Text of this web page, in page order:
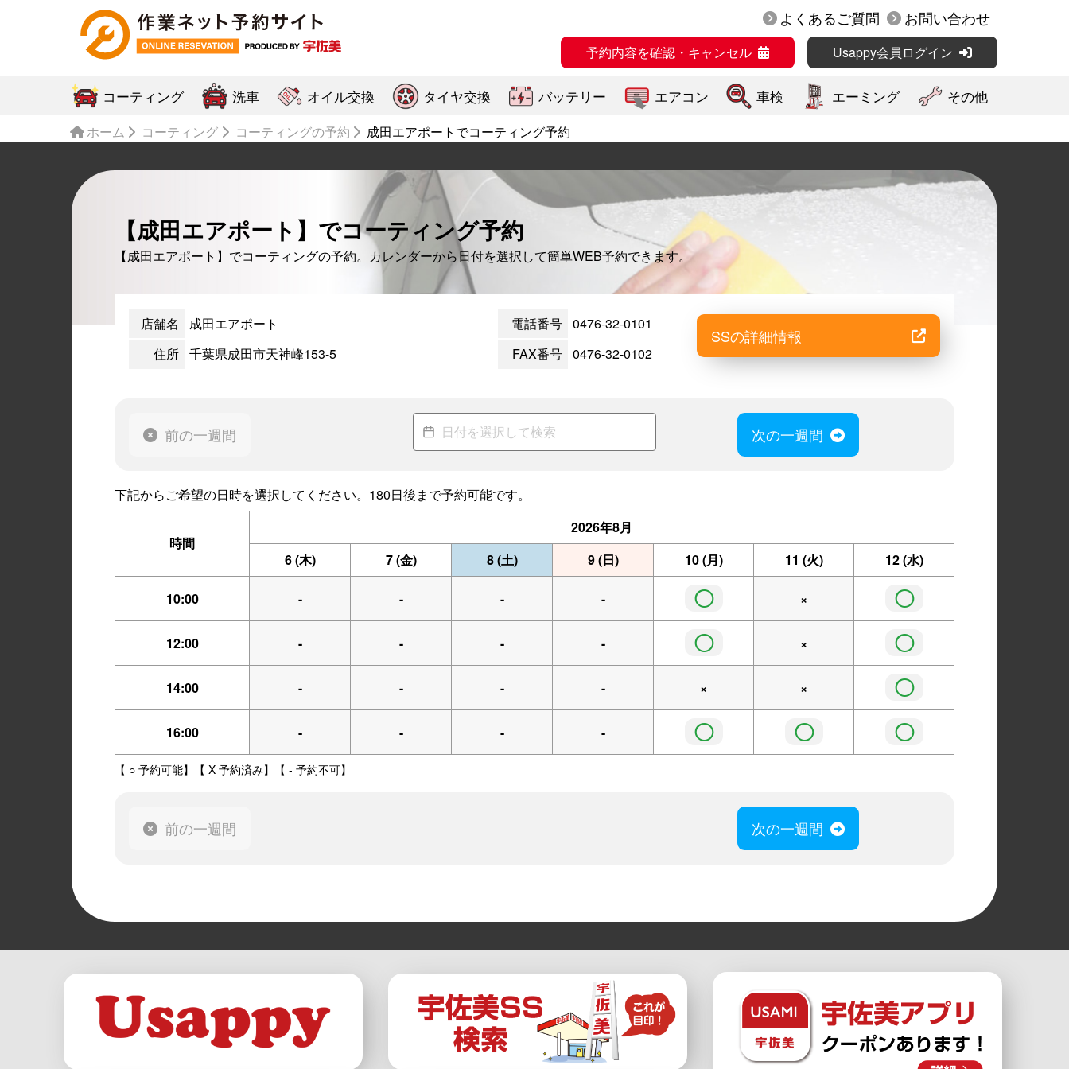
よくあるご質問 お問い合わせ
予約内容を確認・キャンセル Usappy会員ログイン
コーティング 洗車 オイル交換 タイヤ交換 バッテリー エアコン 車検 エーミング その他
ホーム コーティング コーティングの予約 成田エアポートでコーティング予約
【成田エアポート】でコーティング予約
【成田エアポート】でコーティングの予約。カレンダーから日付を選択して簡単WEB予約できます。
店舗名
成田エアポート
住所 千葉県成田市天神峰153-5
電話番号 0476-32-0101
FAX番号 0476-32-0102
SSの詳細情報
前の一週間 次の一週間
下記からご希望の日時を選択してください。180日後まで予約可能です。
時間
2026年8月
6(木) 7(金) 8(土) 9(日) 10(月) 11 (火) 12(水)
10:00 - - - - ◯ × ◯
12:00 - - - - ◯ × ◯
14:00 - - - - × × ◯
16:00 - - - - ◯ ◯ ◯
【 ○ 予約可能】【 X 予約済み】【 - 予約不可】
前の一週間 次の一週間